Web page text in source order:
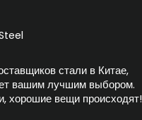
стали в Китае,
вашим лучшим выбором.
хорошие вещи происходят!